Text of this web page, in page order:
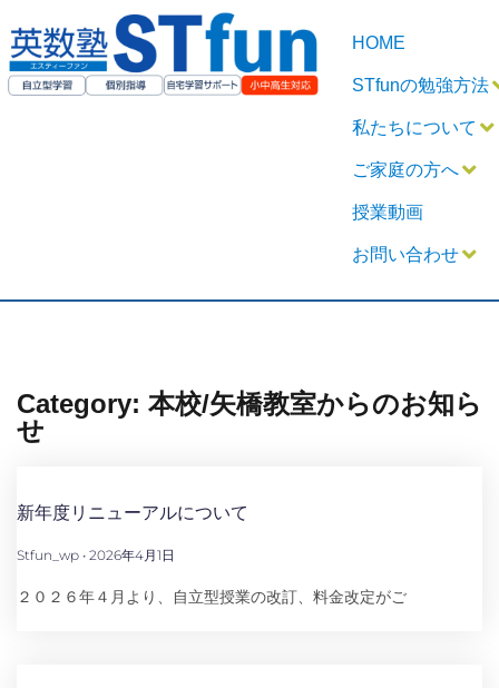
HOME
STfunの勉強方法
私たちについて
ご家庭の方へ
授業動画
お問い合わせ
Category: 本校/矢橋教室からのお知ら
せ
新年度リニューアルについて
Stfun_wp 2026年4月1日
２０２６年４月より、自立型授業の改訂、料金改定がご